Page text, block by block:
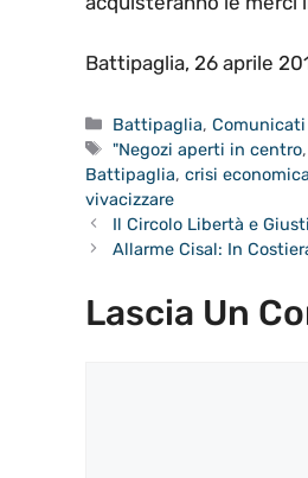
Battipaglia, 26 aprile
Categorie
Battipaglia,
Tag
"Negozi aperti in centro
Battipaglia, crisi economica
vivacizzare
Il Circolo Libertà e
Allarme Cisal: In
Lascia Un